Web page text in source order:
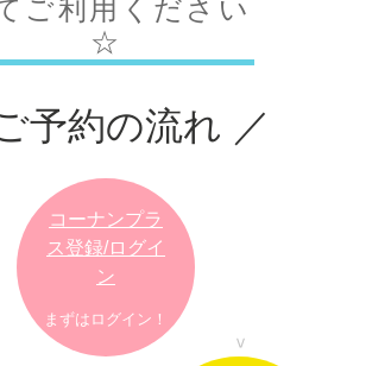
ご利用ください
☆
予約の流れ ／
コーナンプラ
ス登録/ログイ
ン
まずはログイン！